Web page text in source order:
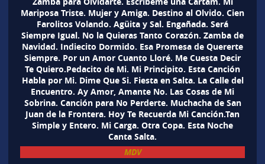
Mariposa Triste. Mujer y Amiga. Destino al Olvido. Cien
Farolitos Volando. Agüita y Sal. Engañada. Será
Siempre Igual. No la Quieras Tanto Corazón. Zamba de
Navidad. Indiecito Dormido. Esa Promesa de Quererte
Siempre. Por un Amor Cuanto Lloré. Me Cuesta Decir
Te Quiero.Pedacito de Mi. Mi Principito. Esta Canción
Habla por Mi. Dime Que Si. Fiesta en Salta. La Calle del
Encuentro. Ay Amor, Amante No. Las Cosas de Mi
Sobrina. Canción para No Perderte. Muchacha de San
Juan de la Frontera. Hoy Te Recuerda Mi Canción.Tan
Simple y Entero. Mi Carga. Otra Copa. Esta Noche
Canta Salta.
MDV